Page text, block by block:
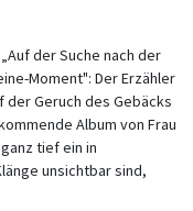
der Suche nach der
Moment": Der Erzähler
der Geruch des Gebäcks
Album von Frau
tief ein in
unsichtbar sind,